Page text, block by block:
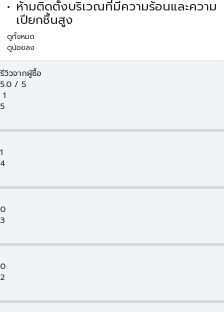
ห้ามติดตั้งบริเวณที่มีความร้อนและความ
เปียกชื้นสูง
ดูทั้งหมด
ดูน้อยลง
รีวิวจากผู้ซื้อ
5.0 / 5
1
5
1
4
0
3
0
2